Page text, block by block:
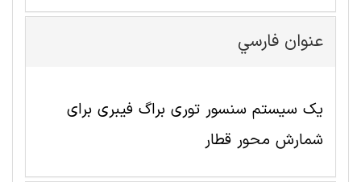
عنوان فارسي
یک سیستم سنسور توری براگ فیبری برای
شمارش محور قطار